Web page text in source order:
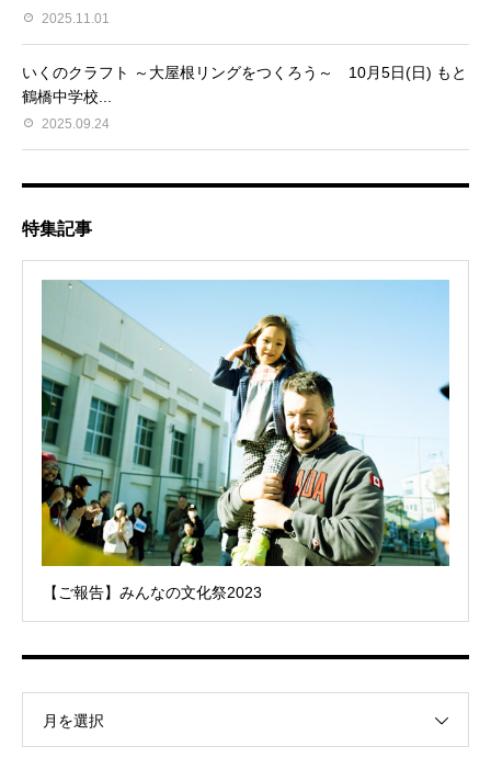
2025.11.01
いくのクラフト ～大屋根リングをつくろう～ 10月5日(日) もと
鶴橋中学校...
2025.09.24
特集記事
【ご報告】みんなの文化祭2023
月を選択